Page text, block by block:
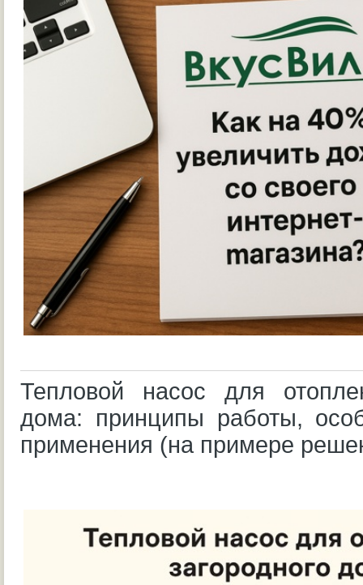
Тепловой насос для
дома: принципы работы,
применения (на примере